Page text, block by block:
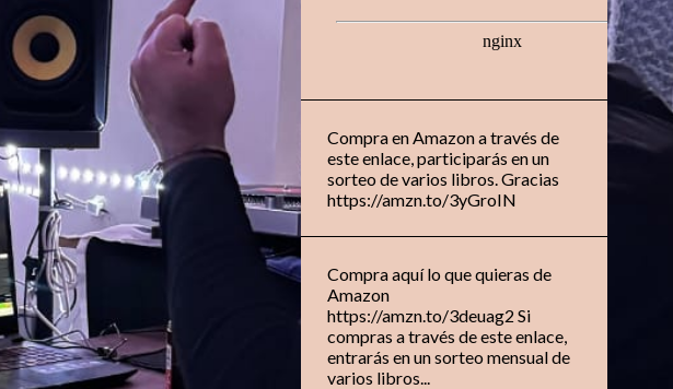
Compra en Amazon a través de
este enlace, participarás en un
sorteo de varios libros. Gracias
https://amzn.to/3yGroIN
Compra aquí lo que quieras de
Amazon
https://amzn.to/3deuag2 Si
compras a través de este enlace,
entrarás en un sorteo mensual de
varios libros...